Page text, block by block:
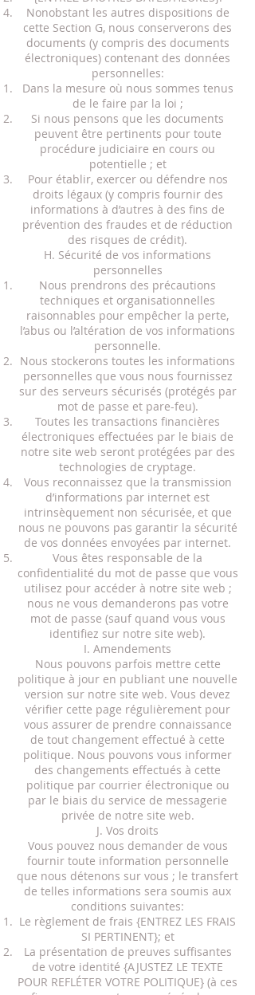
Nonobstant les autres dispositions de
cette Section G, nous conserverons des
documents (y compris des documents
électroniques) contenant des données
personnelles:
Dans la mesure où nous sommes tenus
de le faire par la loi ;
Si nous pensons que les documents
peuvent être pertinents pour toute
procédure judiciaire en cours ou
potentielle ; et
Pour établir, exercer ou défendre nos
droits légaux (y compris fournir des
informations à d’autres à des fins de
prévention des fraudes et de réduction
des risques de crédit).
H. Sécurité de vos informations
personnelles
Nous prendrons des précautions
techniques et organisationnelles
raisonnables pour empêcher la perte,
l’abus ou l’altération de vos informations
personnelle.
Nous stockerons toutes les informations
personnelles que vous nous fournissez
sur des serveurs sécurisés (protégés par
mot de passe et pare-feu).
Toutes les transactions financières
électroniques effectuées par le biais de
notre site web seront protégées par des
technologies de cryptage.
Vous reconnaissez que la transmission
d’informations par internet est
intrinsèquement non sécurisée, et que
nous ne pouvons pas garantir la sécurité
de vos données envoyées par internet.
Vous êtes responsable de la
confidentialité du mot de passe que vous
utilisez pour accéder à notre site web ;
nous ne vous demanderons pas votre
mot de passe (sauf quand vous vous
identifiez sur notre site web).
I. Amendements
Nous pouvons parfois mettre cette
politique à jour en publiant une nouvelle
version sur notre site web. Vous devez
vérifier cette page régulièrement pour
vous assurer de prendre connaissance
de tout changement effectué à cette
politique. Nous pouvons vous informer
des changements effectués à cette
politique par courrier électronique ou
par le biais du service de messagerie
privée de notre site web.
J. Vos droits
Vous pouvez nous demander de vous
fournir toute information personnelle
que nous détenons sur vous ; le transfert
de telles informations sera soumis aux
conditions suivantes:
Le règlement de frais {ENTREZ LES FRAIS
SI PERTINENT}; et
La présentation de preuves suffisantes
de votre identité {AJUSTEZ LE TEXTE
POUR REFLÉTER VOTRE POLITIQUE} (à ces